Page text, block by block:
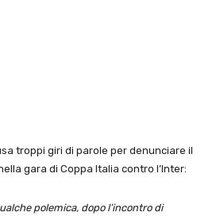
troppi giri di parole per denunciare il
gara di Coppa Italia contro l’Inter:
polemica, dopo l’incontro di